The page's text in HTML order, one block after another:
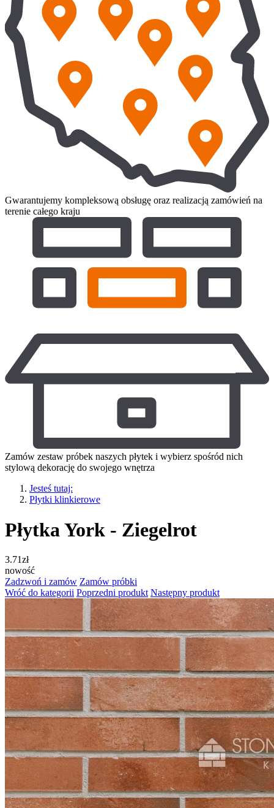
Gwarantujemy kompleksową obsługę oraz realizacją zamówień na
terenie całego kraju
Zamów zestaw próbek naszych płytek i wybierz spośród nich
stylową dekorację do swojego wnętrza
Jesteś tutaj:
Płytki klinkierowe
Płytka York - Ziegelrot
3.71zł
nowość
Zadzwoń i zamów Zamów próbki
Wróć do kategorii Poprzedni produkt Następny produkt